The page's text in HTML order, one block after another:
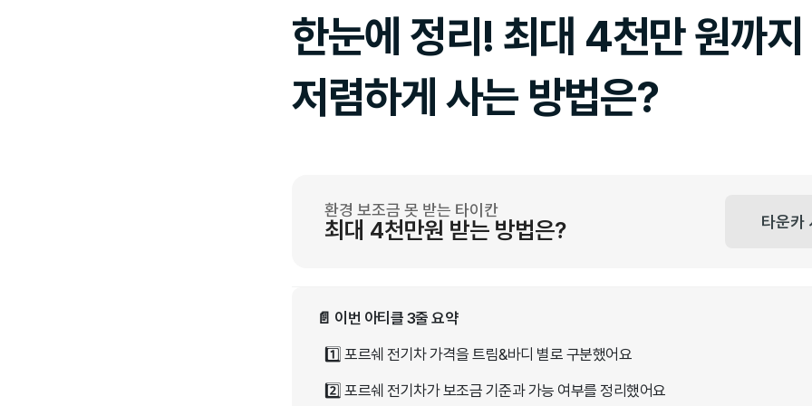
한눈에 정리! 최대 4천만 원까지
저렴하게 사는 방법은?
환경 보조금 못 받는 타이칸
최대 4천만원 받는 방법은? 타운카
📄 이번 아티클 3줄 요약
1️⃣ 포르쉐 전기차 가격을 트림&바디 별로 구분했어요
2️⃣ 포르쉐 전기차가 보조금 기준과 가능 여부를 정리했어요